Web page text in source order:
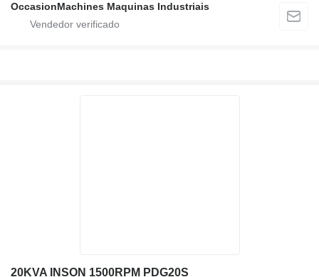
OccasionMachines Maquinas Industriais
20KVA INSON 1500RPM PDG20S